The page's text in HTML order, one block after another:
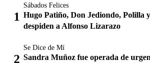
Sábados Felices
Hugo Patiño, Don Jediondo, Polilla
despiden a Alfonso Lizarazo
Se Dice de Mí
Sandra Muñoz fue operada de